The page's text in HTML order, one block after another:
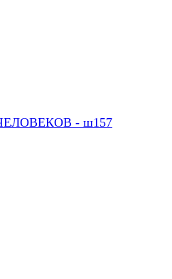
- ш157